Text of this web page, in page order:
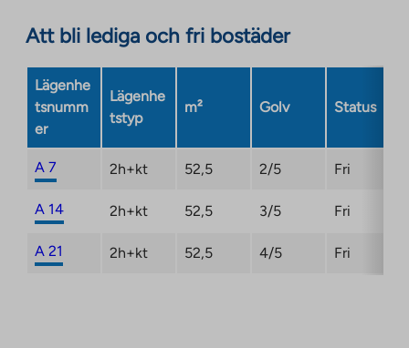
new
in
a
new
tab
Att bli lediga och fri bostäder
Lägenhe
tsnumm
er
Lägenhe
tstyp
m² Golv Status
A 7 2h+kt 52,5 2/5 Fri
A 14 2h+kt 52,5 3/5 Fri
A 21 2h+kt 52,5 4/5 Fri